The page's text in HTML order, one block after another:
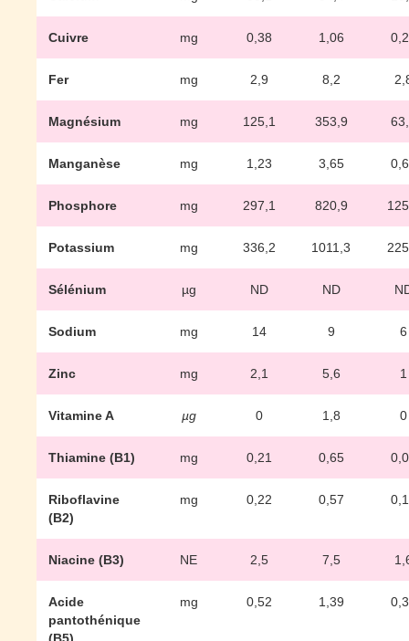
Cuivre mg 0,38 1,06
Fer mg 2,9 8,2
Magnésium mg 125,1 353,9
Manganèse mg 1,23 3,65
Phosphore mg 297,1 820,9
Potassium mg 336,2 1011,3
Sélénium µg ND ND
Sodium mg 14 9 6
Zinc mg 2,1 5,6 1
Vitamine A µg 0 1,8 0
Thiamine (B1) mg 0,21 0,65
Riboflavine
(B2)
mg 0,22 0,57
Niacine (B3) NE 2,5 7,5
Acide
pantothénique
mg 0,52 1,39